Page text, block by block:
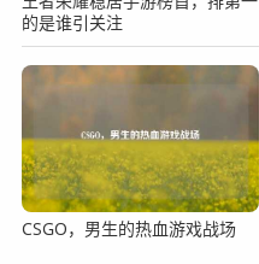
的是谁引关注
CSGO，男生的热血游戏战场